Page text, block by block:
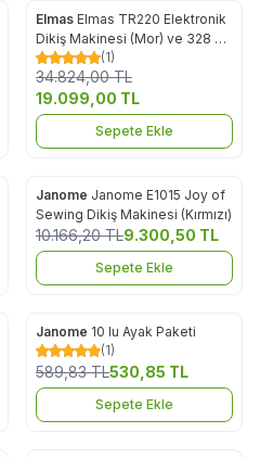
%45
Favorilere Ekle
Elmas Elmas TR220 Elektronik
Dikiş Makinesi (Mor) ve 328 Ev
Tipi 4 İplik Overlok Makinesi
(1)
34.824,00TL
19.099,00 TL
Sepete Ekle
Yeni
%9
Favorilere Ekle
Janome Janome E1015 Joy of
Sewing Dikiş Makinesi (Kırmızı)
10.166,20TL9.300,50 TL
Sepete Ekle
%10
Favorilere Ekle
Janome 10 lu Ayak Paketi
(1)
589,83TL530,85 TL
Sepete Ekle